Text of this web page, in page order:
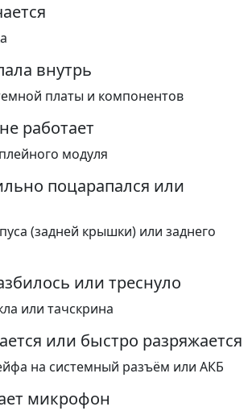
внутрь
платы и компонентов
работает
модуля
поцарапался или
(задней крышки) или заднего
или треснуло
или тачскрина
или быстро разряжается
на системный разъём или АКБ
микрофон